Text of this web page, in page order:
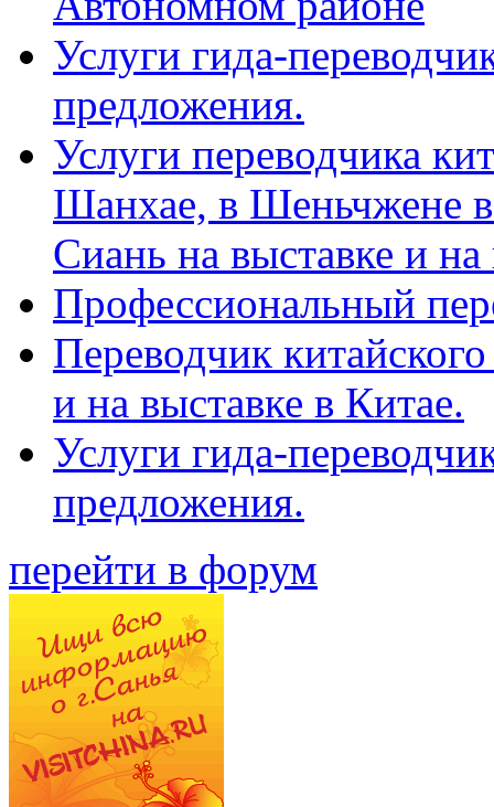
Услуги гида-
предложения.
Услуги переводчика
Шанхае, в Шеньчжене
Сиань на выставке и
Профессиональный
Переводчик
и на выставке в Китае.
Услуги гида-
предложения.
перейти в форум